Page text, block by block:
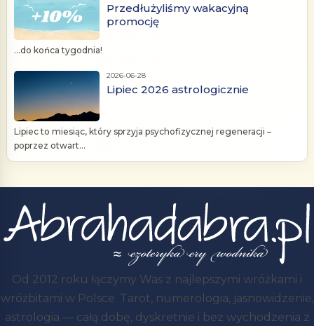
Przedłużyliśmy wakacyjną
promocję
...do końca tygodnia!
2026-06-28
Lipiec 2026 astrologicznie
Lipiec to miesiąc, który sprzyja psychofizycznej regeneracji –
poprzez otwart...
Od 2012 roku łączymy Was z najlepszymi wróżkami i
wróżbitami w Polsce. Tarot, numerologia, jasnowidzenie,
astrologia — całą dobę, dyskretnie i bez wychodzenia z